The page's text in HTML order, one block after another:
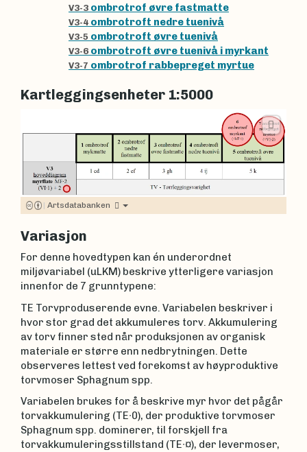
V3-3 ombrotrof øvre fastmatte
V3-4 ombrotroft nedre tuenivå
V3-5 ombrotroft øvre tuenivå
V3-6 ombrotroft øvre tuenivå i myrkant
V3-7 ombrotrof rabbepreget myrtue
Kartleggingsenheter 1:5000
| Artsdatabanken
Variasjon
For denne hovedtypen kan én underordnet
miljøvariabel (uLKM) beskrive ytterligere variasjon
innenfor de 7 grunntypene:
TE Torvproduserende evne. Variabelen beskriver i
hvor stor grad det akkumuleres torv. Akkumulering
av torv finner sted når produksjonen av organisk
materiale er større enn nedbrytningen. Dette
observeres lettest ved forekomst av høyproduktive
torvmoser Sphagnum spp.
Variabelen brukes for å beskrive myr hvor det pågår
torvakkumulering (TE∙0), der produktive torvmoser
Sphagnum spp. dominerer, til forskjell fra
torvakkumuleringsstillstand (TE∙¤), der levermoser,